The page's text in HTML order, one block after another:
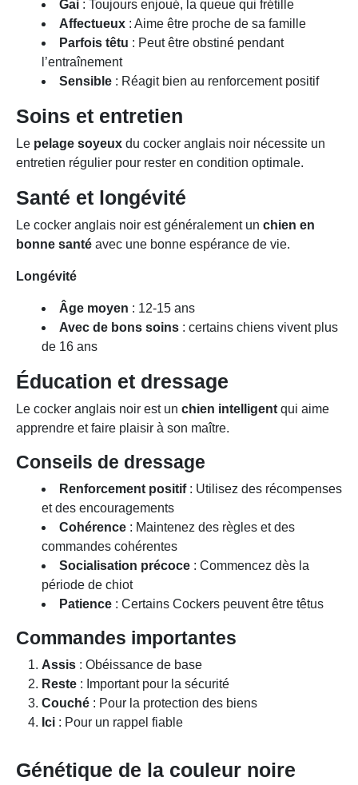
Gai : Toujours enjoué, la queue qui frétille
Affectueux : Aime être proche de sa famille
Parfois têtu : Peut être obstiné pendant
l’entraînement
Sensible : Réagit bien au renforcement positif
Soins et entretien
Le pelage soyeux du cocker anglais noir nécessite un
entretien régulier pour rester en condition optimale.
Santé et longévité
Le cocker anglais noir est généralement un chien en
bonne santé avec une bonne espérance de vie.
Longévité
Âge moyen : 12-15 ans
Avec de bons soins : certains chiens vivent plus
de 16 ans
Éducation et dressage
Le cocker anglais noir est un chien intelligent qui aime
apprendre et faire plaisir à son maître.
Conseils de dressage
Renforcement positif: Utilisez des récompenses
et des encouragements
Cohérence : Maintenez des règles et des
commandes cohérentes
Socialisation précoce : Commencez dès la
période de chiot
Patience : Certains Cockers peuvent être têtus
Commandes importantes
Assis : Obéissance de base
Reste : Important pour la sécurité
Couché : Pour la protection des biens
Ici : Pour un rappel fiable
Génétique de la couleur noire